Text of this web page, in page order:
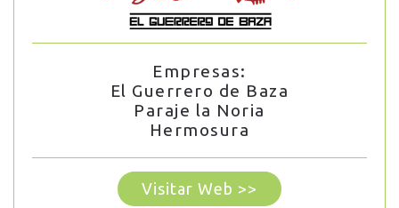
Empresas:
El Guerrero de Baza
Paraje la Noria
Hermosura
Visitar Web >>